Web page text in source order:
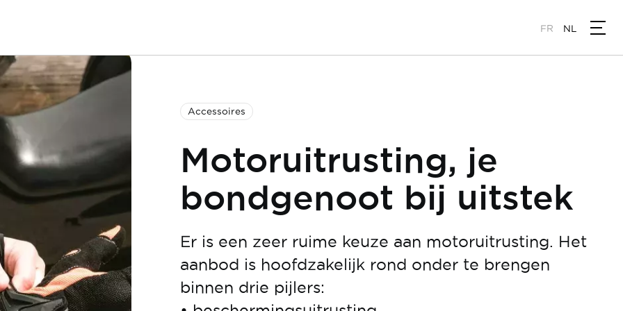
FR NL
Accessoires
Motoruitrusting, je
bondgenoot bij uitstek
Er is een zeer ruime keuze aan motoruitrusting. Het
aanbod is hoofdzakelijk rond onder te brengen
binnen drie pijlers: